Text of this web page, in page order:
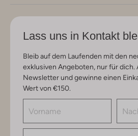
Lass uns in Kontakt
Bleib auf dem Laufenden mit den
exklusiven Angeboten, nur für dich.
Newsletter und gewinne einen
Wert von €150.